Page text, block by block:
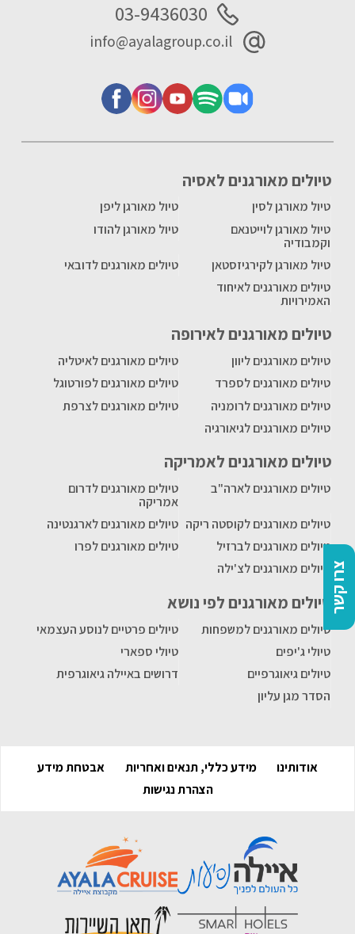
צרו קשר
טיולים מאורגנים לאסיה
טיול מאורגן לסין
טיול מאורגן ליפן
טיול מאורגן לוייטנאם
וקמבודיה
טיול מאורגן להודו
טיול מאורגן לקירגיזסטאן
טיולים מאורגנים לדובאי
טיולים מאורגנים לאיחוד
האמירויות
טיולים מאורגנים לאירופה
טיולים מאורגנים ליוון
טיולים מאורגנים לאיטליה
טיולים מאורגנים לספרד
טיולים מאורגנים לפורטוגל
טיולים מאורגנים לרומניה
טיולים מאורגנים לצרפת
טיולים מאורגנים לגיאורגיה
טיולים מאורגנים לאמריקה
טיולים מאורגנים לארה"ב
טיולים מאורגנים לדרום
אמריקה
טיולים מאורגנים לקוסטה ריקה טיולים מאורגנים לארגנטינה
טיולים מאורגנים לברזיל
טיולים מאורגנים לפרו
טיולים מאורגנים לצ'ילה
טיולים מאורגנים לפי נושא
טיולים מאורגנים למשפחות
טיולים פרטיים לנוסע העצמאי
טיולי ג'יפים
טיולי ספארי
טיולים גיאוגרפיים
דרושים באיילה גיאוגרפית
הסדר מגן עליון
03-9436030
info@ayalagroup.co.il
אודותינו מידע כללי, תנאים ואחריות
אבטחת מידע
הצהרת נגישות